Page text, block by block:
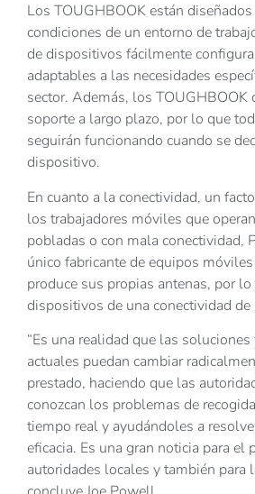
Los TOUGHBOOK están
condiciones de un entorno de
de dispositivos fácilmente
adaptables a las necesidades
sector. Además, los TOUGHBOOK
soporte a largo plazo, por lo que
seguirán funcionando cuando se
dispositivo.
En cuanto a la conectividad, un
los trabajadores móviles que
pobladas o con mala conectividad,
único fabricante de equipos
produce sus propias antenas, por
dispositivos de una conectividad de
“Es una realidad que las
actuales puedan cambiar
prestado, haciendo que las
conozcan los problemas de
tiempo real y ayudándoles a
eficacia. Es una gran noticia para el
autoridades locales y también para